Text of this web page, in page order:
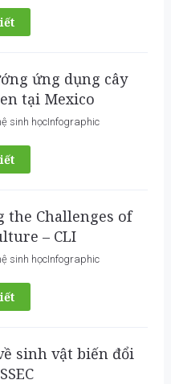
ứng dụng cây
tại Mexico
sinh họcInfographic
the Challenges of
– CLI
sinh họcInfographic
sinh vật biến đổi